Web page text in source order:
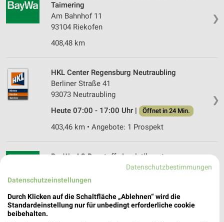
❯
Taimering
Am Bahnhof 11
93104 Riekofen
408,48 km
❯
HKL Center Regensburg Neutraubling
Berliner Straße 41
93073 Neutraubling
Heute 07:00 - 17:00 Uhr |
Öffnet in 24 Min.
403,46 km • Angebote: 1 Prospekt
BayWa AG Baustoffe Logistikzentrum
Junkersstr. 8
401,70 km
Datenschutzbestimmungen
Datenschutzeinstellungen
Durch Klicken auf die Schaltfläche „Ablehnen“ wird die
Standardeinstellung nur für unbedingt erforderliche cookie
beibehalten.